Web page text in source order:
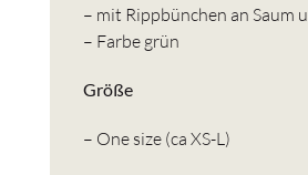
– mit Rippbünchen an Saum
– Farbe grün
Größe
– One size (ca XS-L)